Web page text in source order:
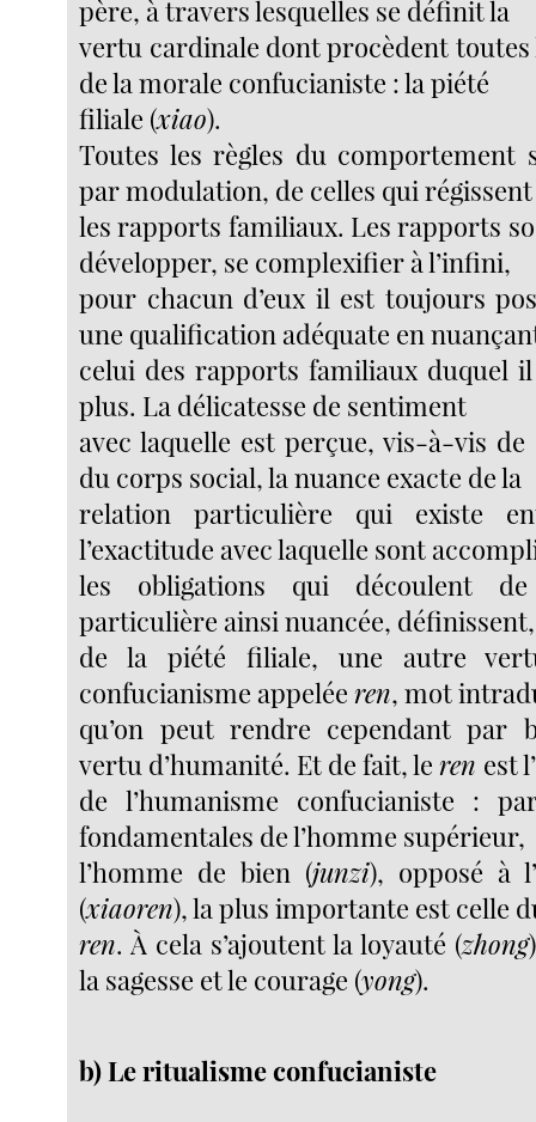
père, à travers lesquelles se définit la
vertu cardinale dont procèdent toutes
de la morale confucianiste : la piété
filiale (xiao).
Toutes les règles du comportement
par modulation, de celles qui régissent
les rapports familiaux. Les rapports
développer, se complexifier à l’infini,
pour chacun d’eux il est toujours
une qualification adéquate en
celui des rapports familiaux duquel
plus. La délicatesse de sentiment
avec laquelle est perçue, vis-à-vis
du corps social, la nuance exacte de la
relation particulière qui existe
l’exactitude avec laquelle sont
les obligations qui découlent
particulière ainsi nuancée,
de la piété filiale, une autre
confucianisme appeléeren, mot
qu’on peut rendre cependant par
vertu d’humanité. Et de fait, leren est
de l’humanisme confucianiste :
fondamentales de l’homme supérieur,
l’homme de bien (junzi), opposé à
(xiaoren), la plus importante est celle
ren. À cela s’ajoutent la loyauté (zhong
la sagesse et le courage (yong).
b) Le ritualisme confucianiste